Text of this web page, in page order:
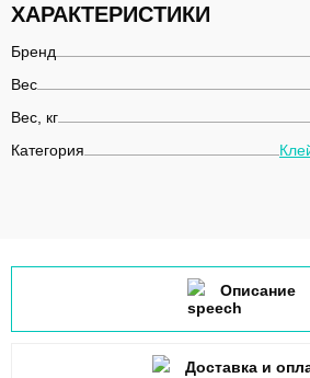
ХАРАКТЕРИСТИКИ
Бренд
Вес
Вес, кг
Категория
Описание
Доставка и